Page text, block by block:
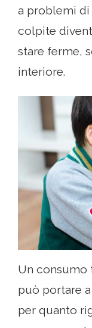
a problemi di
colpite
stare ferme,
interiore.
Un consumo
può portare
per quanto